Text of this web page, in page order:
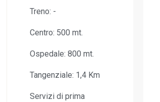
Treno: -
Centro: 500 mt.
Ospedale: 800 mt.
Tangenziale: 1,4 Km
Servizi di prima